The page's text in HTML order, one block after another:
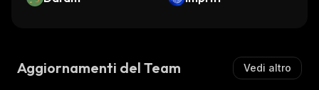
Aggiornamenti del Team Vedi altro